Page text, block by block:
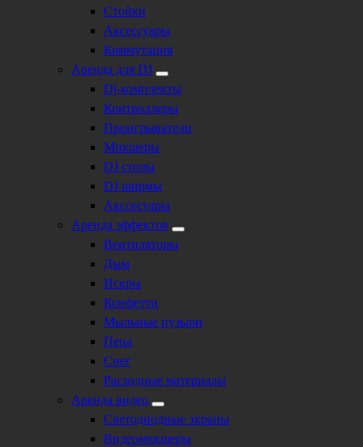
Стойки
Аксессуары
Коммутация
Аренда для DJ
Dj-комплекты
Контроллеры
Проигрыватели
Микшеры
DJ столы
DJ ширмы
Акссесуары
Аренда эффектов
Вентиляторы
Дым
Искры
Конфетти
Мыльные пузыри
Пена
Снег
Расходные материалы
Аренда видео
Светодиодные экраны
Видеомикшеры